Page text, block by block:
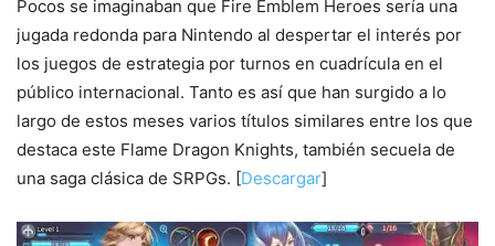
Pocos se imaginaban que Fire Emblem Heroes sería una
jugada redonda para Nintendo al despertar el interés por
los juegos de estrategia por turnos en cuadrícula en el
público internacional. Tanto es así que han surgido a lo
largo de estos meses varios títulos similares entre los que
destaca este Flame Dragon Knights, también secuela de
una saga clásica de SRPGs. [Descargar]